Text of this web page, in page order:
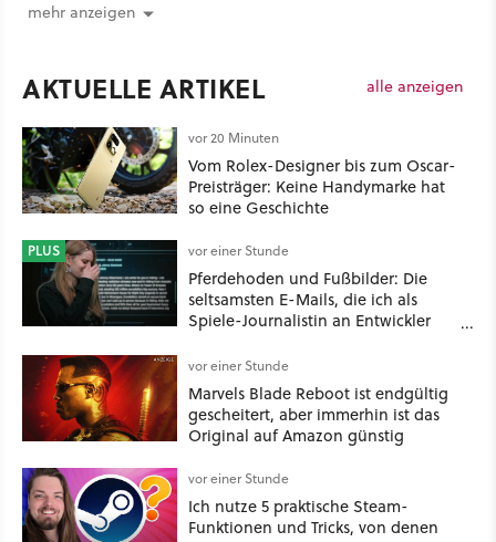
mehr anzeigen
AKTUELLE ARTIKEL alle anzeigen
vor 20 Minuten
Vom Rolex-Designer bis zum Oscar-
Preisträger: Keine Handymarke hat
so eine Geschichte
PLUS vor einer Stunde
Pferdehoden und Fußbilder: Die
seltsamsten E-Mails, die ich als
Spiele-Journalistin an Entwickler
vor einer Stunde
Marvels Blade Reboot ist endgültig
gescheitert, aber immerhin ist das
Original auf Amazon günstig
vor einer Stunde
Ich nutze 5 praktische Steam-
Funktionen und Tricks, von denen